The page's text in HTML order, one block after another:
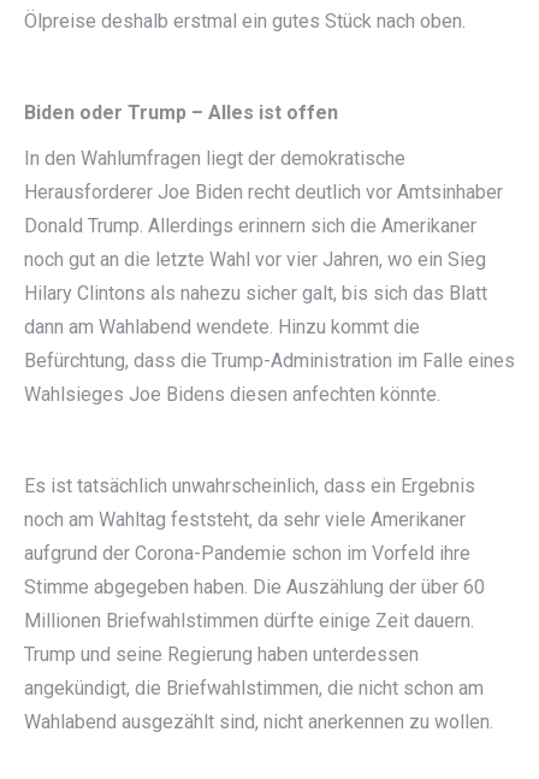
Ölpreise deshalb erstmal ein gutes Stück nach oben.
Biden oder Trump – Alles ist offen
In den Wahlumfragen liegt der demokratische
Herausforderer Joe Biden recht deutlich vor Amtsinhaber
Donald Trump. Allerdings erinnern sich die Amerikaner
noch gut an die letzte Wahl vor vier Jahren, wo ein Sieg
Hilary Clintons als nahezu sicher galt, bis sich das Blatt
dann am Wahlabend wendete. Hinzu kommt die
Befürchtung, dass die Trump-Administration im Falle eines
Wahlsieges Joe Bidens diesen anfechten könnte.
Es ist tatsächlich unwahrscheinlich, dass ein Ergebnis
noch am Wahltag feststeht, da sehr viele Amerikaner
aufgrund der Corona-Pandemie schon im Vorfeld ihre
Stimme abgegeben haben. Die Auszählung der über 60
Millionen Briefwahlstimmen dürfte einige Zeit dauern.
Trump und seine Regierung haben unterdessen
angekündigt, die Briefwahlstimmen, die nicht schon am
Wahlabend ausgezählt sind, nicht anerkennen zu wollen.